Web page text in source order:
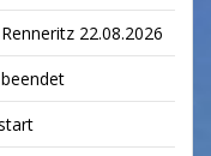
22.08.2026